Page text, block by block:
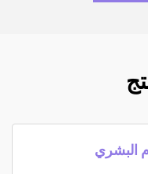
البشري